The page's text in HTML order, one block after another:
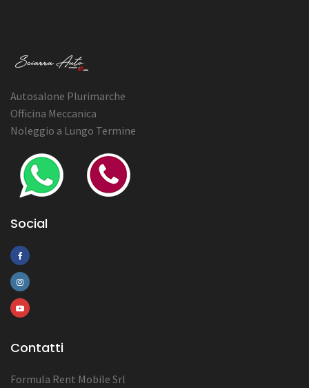
Autosalone Plurimarche
Officina Meccanica
Noleggio a Lungo Termine
Social
Contatti
Formula Rent Mobile Srl